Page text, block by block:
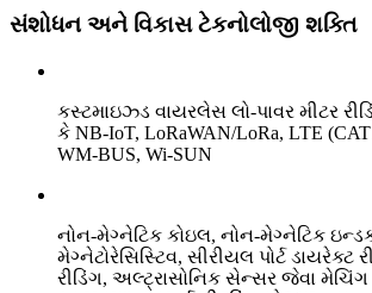
સંશોધન અને વિકાસ ટેકનોલોજી શક્તિ
કસ્ટમાઇઝ્ડ વાયરલેસ લો-પાવર મીટર
કે NB-IoT, LoRaWAN/LoRa, LTE
WM-BUS, Wi-SUN
નોન-મેગ્નેટિક કોઇલ, નોન-મેગ્નેટિક
મેગ્નેટોરેસિસ્ટિવ, સીરીયલ પોર્ટ ડાયરેક્ટ
રીડિંગ, અલ્ટ્રાસોનિક સેન્સર જેવા